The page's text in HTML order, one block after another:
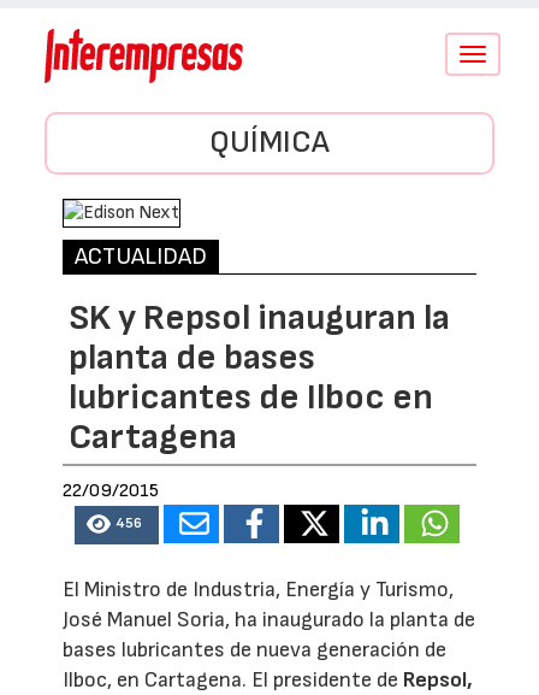
Conmutar
QUÍMICA
ACTUALIDAD
SK y Repsol inauguran la
planta de bases
lubricantes de Ilboc en
Cartagena
22/09/2015
456
El Ministro de Industria, Energía y Turismo,
José Manuel Soria, ha inaugurado la planta de
bases lubricantes de nueva generación de
Ilboc, en Cartagena. El presidente de Repsol,